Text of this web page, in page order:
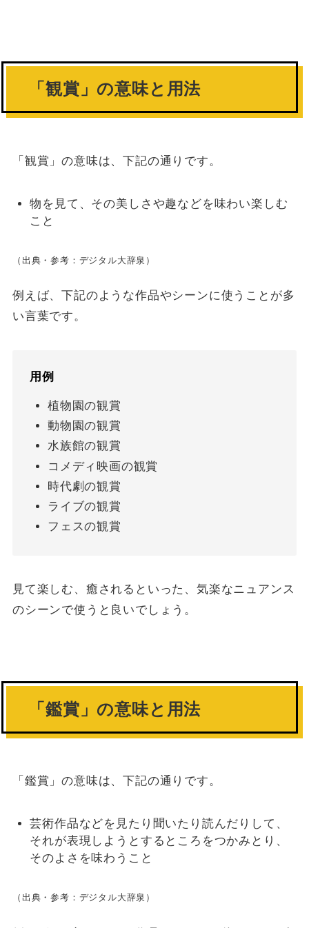
「観賞」の意味と用法
「観賞」の意味は、下記の通りです。
物を見て、その美しさや趣などを味わい楽しむ
こと
（出典・参考：デジタル大辞泉）
例えば、下記のような作品やシーンに使うことが多
い言葉です。
用例
植物園の観賞
動物園の観賞
水族館の観賞
コメディ映画の観賞
時代劇の観賞
ライブの観賞
フェスの観賞
見て楽しむ、癒されるといった、気楽なニュアンス
のシーンで使うと良いでしょう。
「鑑賞」の意味と用法
「鑑賞」の意味は、下記の通りです。
芸術作品などを見たり聞いたり読んだりして、
それが表現しようとするところをつかみとり、
そのよさを味わうこと
（出典・参考：デジタル大辞泉）